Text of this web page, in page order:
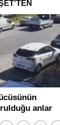
anlar